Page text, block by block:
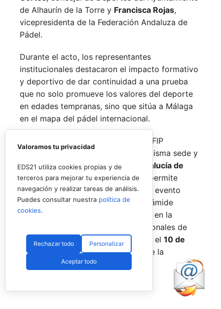
de Alhaurín de la Torre y Francisca Rojas,
vicepresidenta de la Federación Andaluza de
Pádel.
Durante el acto, los representantes
institucionales destacaron el impacto formativo
y deportivo de dar continuidad a una prueba
que no solo promueve los valores del deporte
en edades tempranas, sino que sitúa a Málaga
en el mapa del pádel internacional.
De forma paralela al desarrollo del FIP
Promises, la FAP organizará en la misma sede y
fechas losInternacionales de Andalucía de
Menores 2026. Esta cita paralela permite
incorporar la categoríabenjamín
al evento
global, completando así toda la pirámide
formativa.
El plazo para registrarse en la
categoría benjamín de los Internacionales de
Andalucía permanece abierto hasta el 10 de
agosto
a través de la web oficial de la
Federación.
Valoramos tu privacidad
EDS21 utiliza cookies propias y de
terceros para mejorar tu experiencia de
navegación y realizar tareas de análisis.
Puedes consultar nuestra política de
cookies.
Rechazar todo Personalizar
Aceptar todo